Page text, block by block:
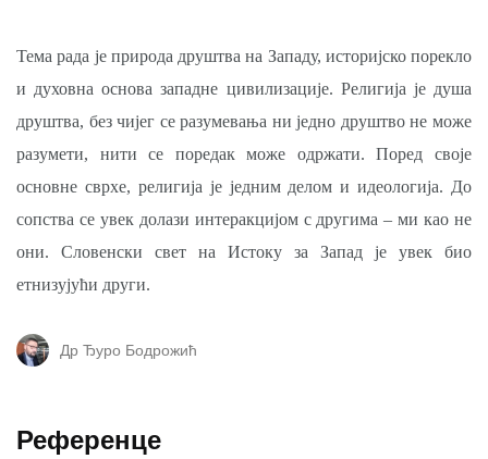
Тема рада је природа друштва на Западу, историјско порекло
и духовна основа западне цивилизације. Религија је душа
друштва, без чијег се разумевања ни једно друштво не може
разумети, нити се поредак може одржати. Поред своје
основне сврхе, религија је једним делом и идеологија. До
сопства се увек долази интеракцијом с другима – ми као не
они. Словенски свет на Истоку за Запад је увек био
етнизујући други.
Др Ђуро Бодрожић
Референце